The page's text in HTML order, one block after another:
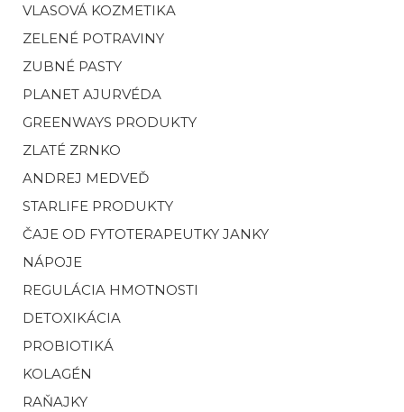
VLASOVÁ KOZMETIKA
ZELENÉ POTRAVINY
ZUBNÉ PASTY
PLANET AJURVÉDA
GREENWAYS PRODUKTY
ZLATÉ ZRNKO
ANDREJ MEDVEĎ
STARLIFE PRODUKTY
ČAJE OD FYTOTERAPEUTKY JANKY
NÁPOJE
REGULÁCIA HMOTNOSTI
DETOXIKÁCIA
PROBIOTIKÁ
KOLAGÉN
RAŇAJKY